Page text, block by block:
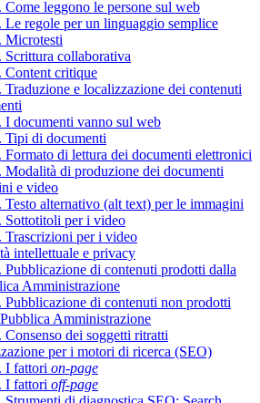
Come leggono le persone sul web
Le regole per un linguaggio semplice
Microtesti
Scrittura collaborativa
Content critique
Traduzione e localizzazione dei contenuti
I documenti vanno sul web
Tipi di documenti
Formato di lettura dei documenti elettronici
Modalità di produzione dei documenti
e video
Testo alternativo (alt text) per le immagini
Sottotitoli per i video
Trascrizioni per i video
intellettuale e privacy
Pubblicazione di contenuti prodotti dalla
Amministrazione
Pubblicazione di contenuti non prodotti
Amministrazione
Consenso dei soggetti ritratti
per i motori di ricerca (SEO)
I fattori on-page
I fattori off-page